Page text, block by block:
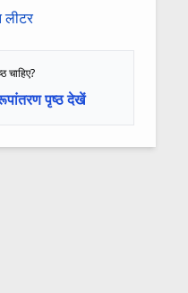
लीटर
चाहिए?
पृष्ठ देखें